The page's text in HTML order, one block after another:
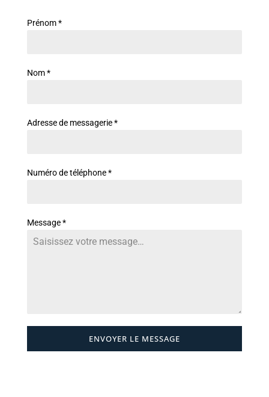
Prénom*
Nom*
Adresse de messagerie*
Numéro de téléphone*
Message*
ENVOYER LE MESSAGE